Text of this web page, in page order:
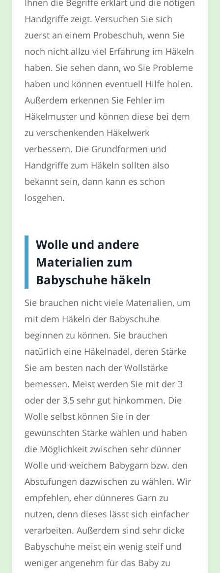
Ihnen die Begriffe erklärt und die nötigen
Handgriffe zeigt. Versuchen Sie sich
zuerst an einem Probeschuh, wenn Sie
noch nicht allzu viel Erfahrung im Häkeln
haben. Sie sehen dann, wo Sie Probleme
haben und können eventuell Hilfe holen.
Außerdem erkennen Sie Fehler im
Häkelmuster und können diese bei dem
zu verschenkenden Häkelwerk
verbessern. Die Grundformen und
Handgriffe zum Häkeln sollten also
bekannt sein, dann kann es schon
losgehen.
Wolle und andere
Materialien zum
Babyschuhe häkeln
Sie brauchen nicht viele Materialien, um
mit dem Häkeln der Babyschuhe
beginnen zu können. Sie brauchen
natürlich eine Häkelnadel, deren Stärke
Sie am besten nach der Wollstärke
bemessen. Meist werden Sie mit der 3
oder der 3,5 sehr gut hinkommen. Die
Wolle selbst können Sie in der
gewünschten Stärke wählen und haben
die Möglichkeit zwischen sehr dünner
Wolle und weichem Babygarn bzw. den
Abstufungen dazwischen zu wählen. Wir
empfehlen, eher dünneres Garn zu
nutzen, denn dieses lässt sich einfacher
verarbeiten. Außerdem sind sehr dicke
Babyschuhe meist ein wenig steif und
weniger angenehm für das Baby zu